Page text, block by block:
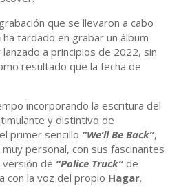
que se llevaron a cabo
ha tardado en grabar un álbum
a principios de 2022, sin
resultado que la fecha de
incorporando la escritura del
y distintivo de
primer sencillo “We’ll Be Back”,
personal, con sus fascinantes
de “Police Truck”de
con la voz del propio Hagar.